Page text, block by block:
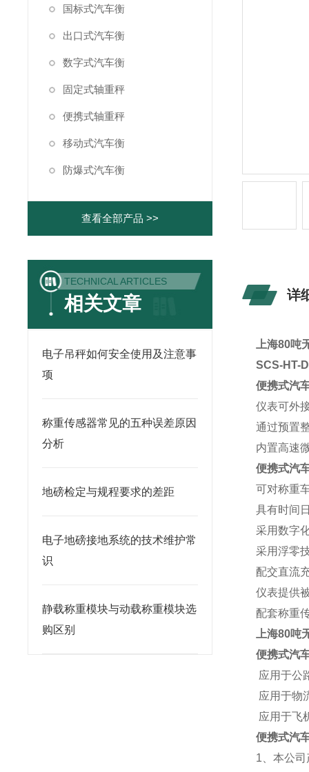
国标式汽车衡
出口式汽车衡
数字式汽车衡
固定式轴重秤
便携式轴重秤
移动式汽车衡
防爆式汽车衡
查看全部产品 >>
TECHNICAL ARTICLES
相关文章
电子吊秤如何安全使用及注意事
项
称重传感器常见的五种误差原因
分析
地磅检定与规程要求的差距
电子地磅接地系统的技术维护常
识
静载称重模块与动载称重模块选
购区别
详
上海80吨
SCS-HT-
便携式汽
仪表可外
通过预置
内置高速
便携式汽
可对称重
具有时间
采用数字
采用浮零
配交直流
仪表提供
配套称重
上海80吨
便携式汽
应用于公
应用于物
应用于飞
便携式汽
1、本公